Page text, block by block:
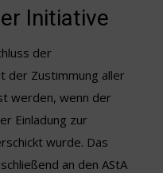
Initiative
der
der Zustimmung aller
werden, wenn der
Einladung zur
wurde. Das
an den AStA